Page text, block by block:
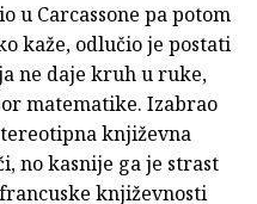
u Carcassone pa potom
kaže, odlučio je postati
ne daje kruh u ruke,
matematike. Izabrao
književna
no kasnije ga je strast
književnosti